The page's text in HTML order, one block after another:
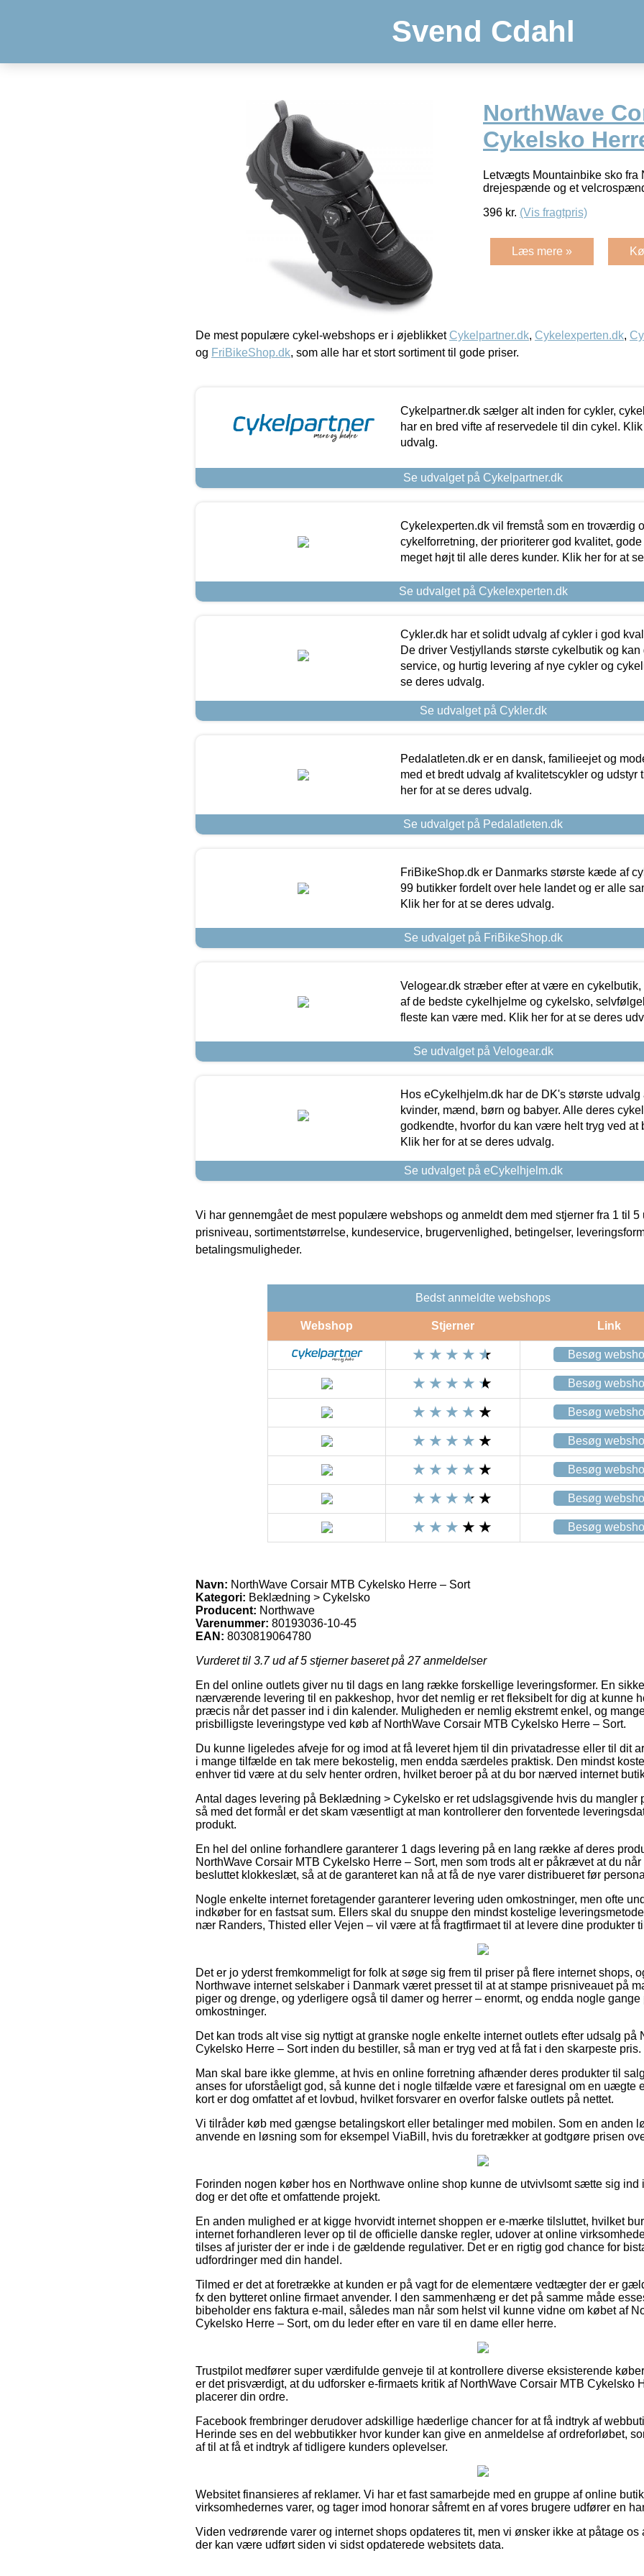
Svend Cdahl
NorthWave
Cykelsko
Letvægts Mountainbike sko fra
drejespænde og et
396 kr. (Vis fragtpris)
Læs mere »
De mest populære cykel-webshops er i øjeblikket Cykelpartner.dk, Cykelexperten.dk,
og FriBikeShop.dk, som alle har et stort sortiment til gode priser.
Cykelpartner.dk sælger alt inden for cykler,
har en bred vifte af reservedele til din cykel.
udvalg.
Se udvalget på Cykelpartner.dk
Cykelexperten.dk vil fremstå som en troværdig
cykelforretning, der prioriterer god kvalitet,
meget højt til alle deres kunder. Klik her for at
Se udvalget på Cykelexperten.dk
Cykler.dk har et solidt udvalg af cykler i god
De driver Vestjyllands største cykelbutik og kan
service, og hurtig levering af nye cykler og
se deres udvalg.
Se udvalget på Cykler.dk
Pedalatleten.dk er en dansk, familieejet og
med et bredt udvalg af kvalitetscykler og udstyr
her for at se deres udvalg.
Se udvalget på Pedalatleten.dk
FriBikeShop.dk er Danmarks største kæde af
99 butikker fordelt over hele landet og er alle
Klik her for at se deres udvalg.
Se udvalget på FriBikeShop.dk
Velogear.dk stræber efter at være en cykelbutik,
af de bedste cykelhjelme og cykelsko,
fleste kan være med. Klik her for at se deres
Se udvalget på Velogear.dk
Hos eCykelhjelm.dk har de DK's største udvalg
kvinder, mænd, børn og babyer. Alle deres
godkendte, hvorfor du kan være helt tryg ved at
Klik her for at se deres udvalg.
Se udvalget på eCykelhjelm.dk
Vi har gennemgået de mest populære webshops og anmeldt dem med stjerner fra 1 til 5
prisniveau, sortimentstørrelse, kundeservice, brugervenlighed, betingelser,
betalingsmuligheder.
Bedst anmeldte webshops
Webshop Stjerner Link
Besøg
Besøg
Besøg
Besøg
Besøg
Besøg
Besøg
Navn: NorthWave Corsair MTB Cykelsko Herre – Sort
Kategori: Beklædning > Cykelsko
Producent: Northwave
Varenummer: 80193036-10-45
EAN: 8030819064780
Vurderet til 3.7ud af 5 stjerner baseret på 27anmeldelser
En del online outlets giver nu til dags en lang række forskellige leveringsformer. En
nærværende levering til en pakkeshop, hvor det nemlig er ret fleksibelt for dig at kunne
præcis når det passer ind i din kalender. Muligheden er nemlig ekstremt enkel, og
prisbilligste leveringstype ved køb af NorthWave Corsair MTB Cykelsko Herre – Sort.
Du kunne ligeledes afveje for og imod at få leveret hjem til din privatadresse eller til dit
i mange tilfælde en tak mere bekostelig, men endda særdeles praktisk. Den mindst
enhver tid være at du selv henter ordren, hvilket beroer på at du bor nærved internet
Antal dages levering på Beklædning > Cykelsko er ret udslagsgivende hvis du mangler
så med det formål er det skam væsentligt at man kontrollerer den forventede
produkt.
En hel del online forhandlere garanterer 1 dags levering på en lang række af deres
NorthWave Corsair MTB Cykelsko Herre – Sort, men som trods alt er påkrævet at du
besluttet klokkeslæt, så at de garanteret kan nå at få de nye varer distribueret før
Nogle enkelte internet foretagender garanterer levering uden omkostninger, men ofte
indkøber for en fastsat sum. Ellers skal du snuppe den mindst kostelige
nær Randers, Thisted eller Vejen – vil være at få fragtfirmaet til at levere dine produkter
Det er jo yderst fremkommeligt for folk at søge sig frem til priser på flere internet shops,
Northwave internet selskaber i Danmark været presset til at at stampe prisniveauet på
piger og drenge, og yderligere også til damer og herrer – enormt, og endda nogle
omkostninger.
Det kan trods alt vise sig nyttigt at granske nogle enkelte internet outlets efter udsalg på
Cykelsko Herre – Sort inden du bestiller, så man er tryg ved at få fat i den skarpeste pris.
Man skal bare ikke glemme, at hvis en online forretning afhænder deres produkter til
anses for uforståeligt god, så kunne det i nogle tilfælde være et faresignal om en uægte
kort er dog omfattet af et lovbud, hvilket forsvarer en overfor falske outlets på nettet.
Vi tilråder køb med gængse betalingskort eller betalinger med mobilen. Som en anden
anvende en løsning som for eksempel ViaBill, hvis du foretrækker at godtgøre prisen
Forinden nogen køber hos en Northwave online shop kunne de utvivlsomt sætte sig ind
dog er det ofte et omfattende projekt.
En anden mulighed er at kigge hvorvidt internet shoppen er e-mærke tilsluttet, hvilket
internet forhandleren lever op til de officielle danske regler, udover at online
tilses af jurister der er inde i de gældende regulativer. Det er en rigtig god chance for
udfordringer med din handel.
Tilmed er det at foretrække at kunden er på vagt for de elementære vedtægter der er
fx den bytteret online firmaet anvender. I den sammenhæng er det på samme måde
bibeholder ens faktura e-mail, således man når som helst vil kunne vidne om købet af
Cykelsko Herre – Sort, om du leder efter en vare til en dame eller herre.
Trustpilot medfører super værdifulde genveje til at kontrollere diverse eksisterende
er det prisværdigt, at du udforsker e-firmaets kritik af NorthWave Corsair MTB Cykelsko
placerer din ordre.
Facebook frembringer derudover adskillige hæderlige chancer for at få indtryk af
Herinde ses en del webbutikker hvor kunder kan give en anmeldelse af ordreforløbet,
af til at få et indtryk af tidligere kunders oplevelser.
Websitet finansieres af reklamer. Vi har et fast samarbejde med en gruppe af online
virksomhedernes varer, og tager imod honorar såfremt en af vores brugere udfører en
Viden vedrørende varer og internet shops opdateres tit, men vi ønsker ikke at påtage os
der kan være udført siden vi sidst opdaterede websitets data.